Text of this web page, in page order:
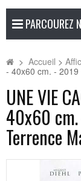
PARCOUREZ
> Accueil >
- 40x60 cm. -
UNE VIE
40x60
Terrence